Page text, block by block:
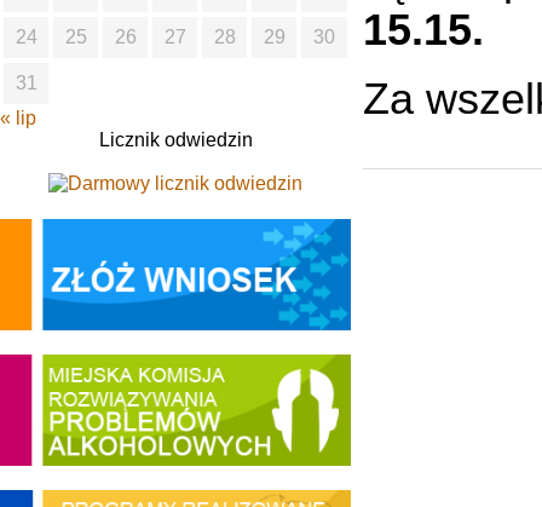
15.15.
Za
24 25 26 27 28 29 30
31
« lip
Licznik odwiedzin